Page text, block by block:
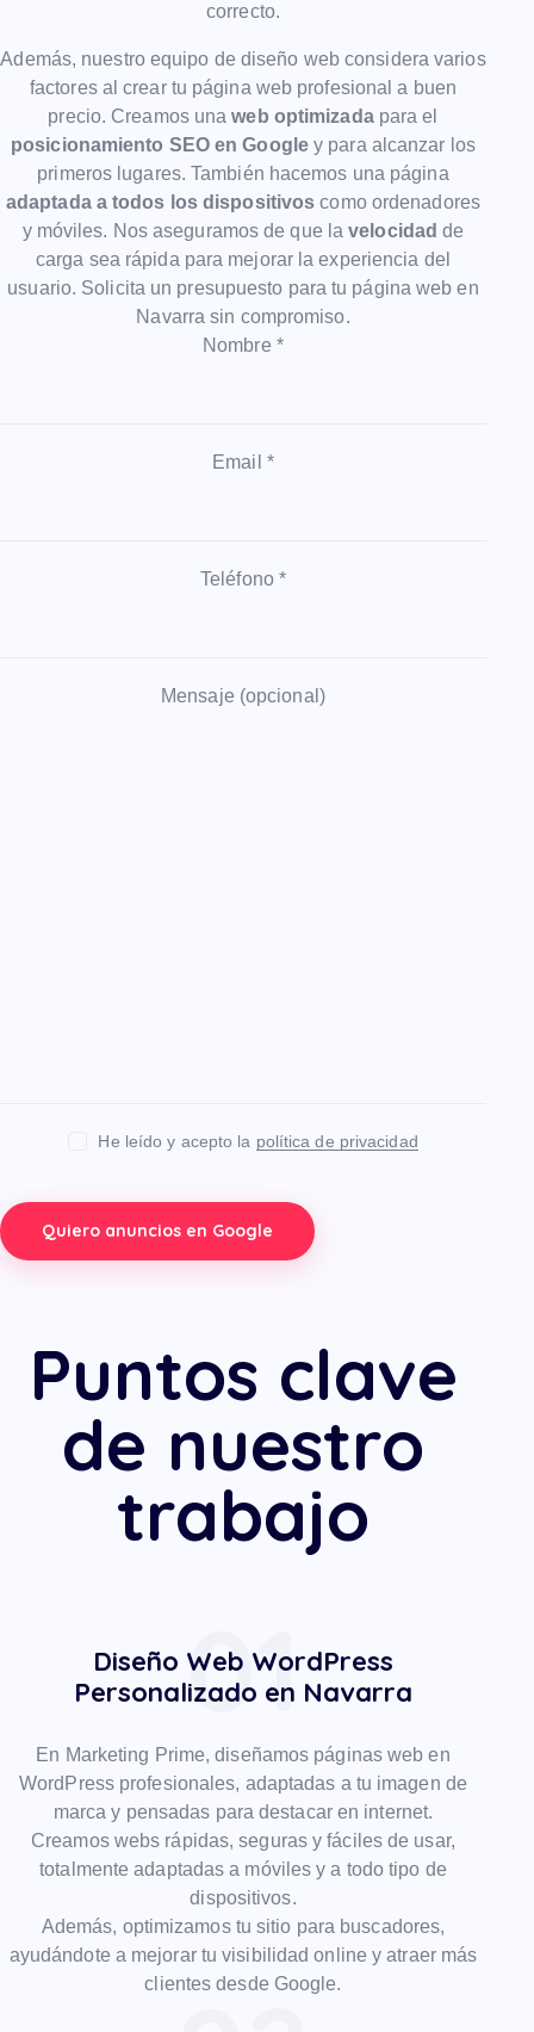
correcto.
Además, nuestro equipo de diseño web considera varios
factores al crear tu página web profesional a buen
precio. Creamos unaweb optimizadapara el
posicionamiento SEO en Googley para alcanzar los
primeros lugares. También hacemos una página
adaptada a todos los dispositivos como ordenadores
y móviles. Nos aseguramos de que lavelocidad de
carga sea rápida para mejorar la experiencia del
usuario. Solicita un presupuesto para tu página web en
Navarra sin compromiso.
Nombre *
Email *
Teléfono *
Mensaje (opcional)
He leído y acepto la política de privacidad
Puntos clave
de nuestro
trabajo
01
Diseño Web WordPress
Personalizado en Navarra
En Marketing Prime, diseñamos páginas web en
WordPress profesionales, adaptadas a tu imagen de
marca y pensadas para destacar en internet.
Creamos webs rápidas, seguras y fáciles de usar,
totalmente adaptadas a móviles y a todo tipo de
dispositivos.
Además, optimizamos tu sitio para buscadores,
ayudándote a mejorar tu visibilidad online y atraer más
clientes desde Google.